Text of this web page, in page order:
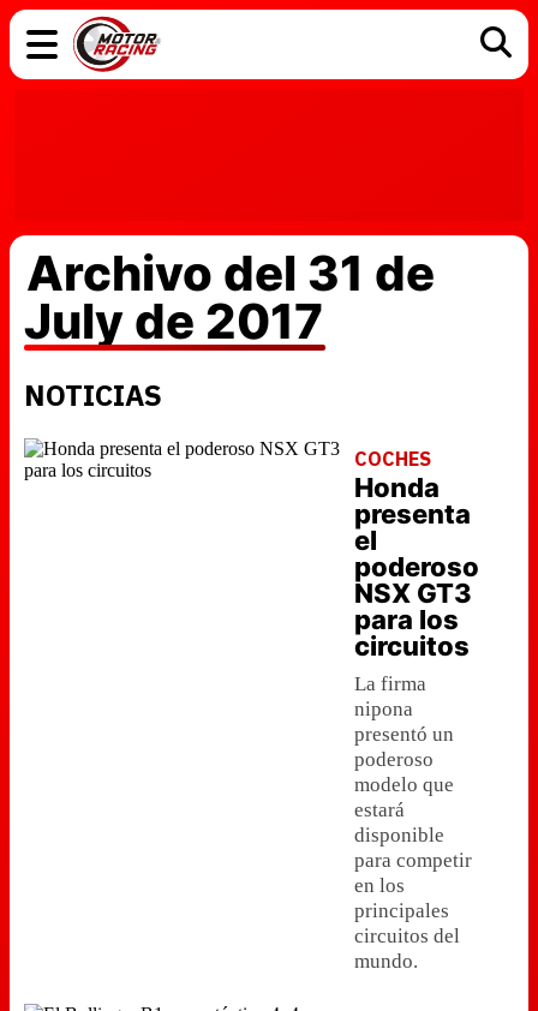
Archivo del 31 de
July de 2017
NOTICIAS
COCHES
Honda
presenta
el
poderoso
NSX GT3
para los
circuitos
La firma
nipona
presentó un
poderoso
modelo que
estará
disponible
para competir
en los
principales
circuitos del
mundo.